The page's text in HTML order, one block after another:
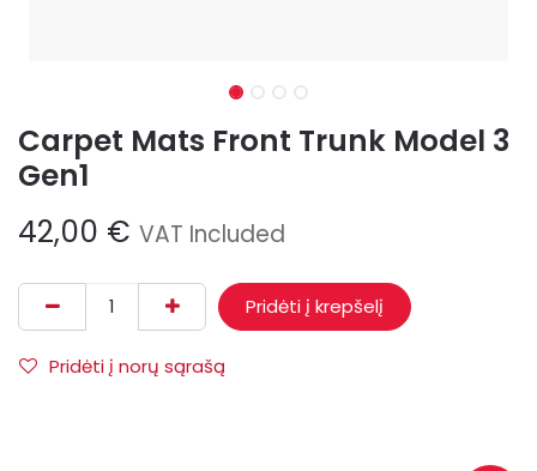
Carpet Mats Front Trunk Model 3
Gen1
42,00 € VAT Included
Pridėti į krepšelį
Pridėti į norų sąrašą